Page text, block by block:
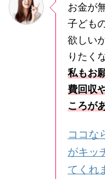
お金が
子ども
欲しい
りたく
私もお
費回収
ころが
ココな
がキッ
てくれ